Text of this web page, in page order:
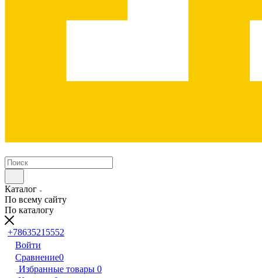
Каталог
По всему сайту
По каталогу
+78635215552
Войти
Сравнение0
Избранные товары 0